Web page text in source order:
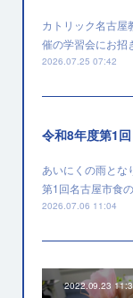
カトリック名古屋
催の学習会にお
2026.07.25 07:42
あいにくの雨とな
第1回名古屋市食
2026.07.06 11:04
2022.09.23